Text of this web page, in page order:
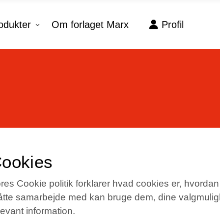
Om forlaget Marx Profil
Cookie politik forklarer hvad cookies er,
samarbejde med kan bruge dem, dine
information.